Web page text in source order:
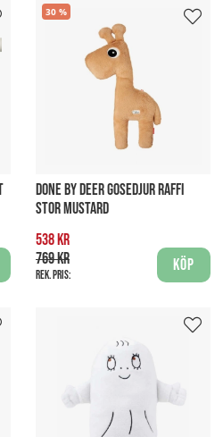
30
DONE BY DEER GOSEDJUR RAFFI
STOR MUSTARD
538 kr
769 kr
Rek. pris:
Köp